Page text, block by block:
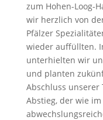
zum Hohen-Loog-
wir herzlich von
Pfälzer
wieder auffüllten.
unterhielten wir
und planten
Abschluss
Abstieg, der wie